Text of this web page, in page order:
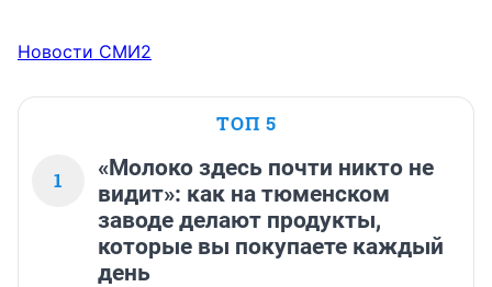
Новости СМИ2
ТОП 5
1
«Молоко здесь почти никто не
видит»: как на тюменском
заводе делают продукты,
которые вы покупаете каждый
день